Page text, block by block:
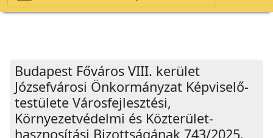
Budapest Főváros VIII. kerület
Józsefvárosi Önkormányzat Képviselő-
testülete Városfejlesztési,
Környezetvédelmi és Közterület-
hasznosítási Bizottságának 743/2025.